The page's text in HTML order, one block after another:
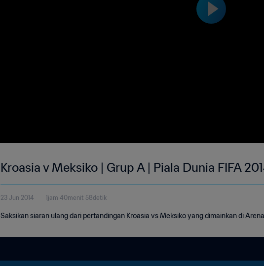
Kroasia v Meksiko | Grup A | Piala Dunia FIFA
23 Jun 2014 1jam 40menit 58detik
Saksikan siaran ulang dari pertandingan Kroasia vs Meksiko yang dimainkan di